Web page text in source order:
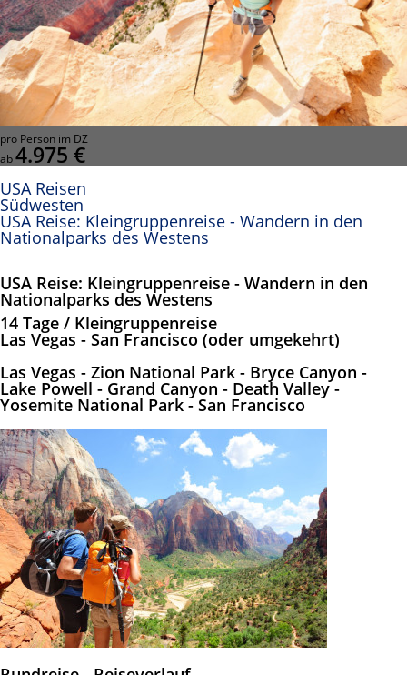
pro Person im DZ
ab4.975 €
USA Reisen
Südwesten
USA Reise: Kleingruppenreise - Wandern in den
Nationalparks des Westens
USA Reise: Kleingruppenreise - Wandern in den
Nationalparks des Westens
14 Tage / Kleingruppenreise
Las Vegas - San Francisco (oder umgekehrt)
Las Vegas - Zion National Park - Bryce Canyon -
Lake Powell - Grand Canyon - Death Valley -
Yosemite National Park - San Francisco